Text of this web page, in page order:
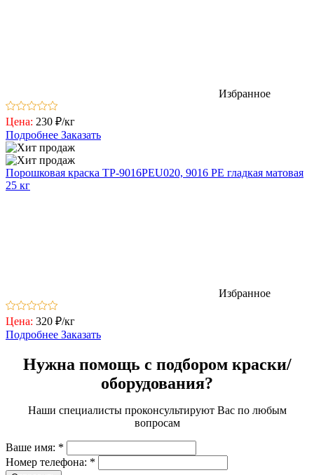
Избранное
Цена: 230 ₽/кг
Подробнее Заказать
Порошковая краска TP-9016PEU020, 9016 РЕ гладкая матовая
25 кг
Избранное
Цена: 320 ₽/кг
Подробнее Заказать
Нужна помощь с подбором краски/
оборудования?
Наши специалисты проконсультируют Вас по любым
вопросам
Ваше имя: *
Номер телефона: *